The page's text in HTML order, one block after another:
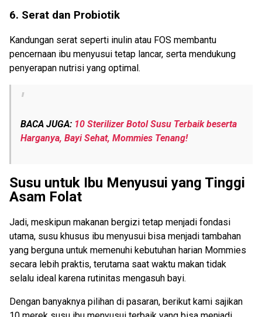
6. Serat dan Probiotik
Kandungan serat seperti inulin atau FOS membantu
pencernaan ibu menyusui tetap lancar, serta mendukung
penyerapan nutrisi yang optimal.
BACA JUGA: 10 Sterilizer Botol Susu Terbaik beserta
Harganya, Bayi Sehat, Mommies Tenang!
Susu untuk Ibu Menyusui yang Tinggi
Asam Folat
Jadi, meskipun makanan bergizi tetap menjadi fondasi
utama, susu khusus ibu menyusui bisa menjadi tambahan
yang berguna untuk memenuhi kebutuhan harian Mommies
secara lebih praktis, terutama saat waktu makan tidak
selalu ideal karena rutinitas mengasuh bayi.
Dengan banyaknya pilihan di pasaran, berikut kami sajikan